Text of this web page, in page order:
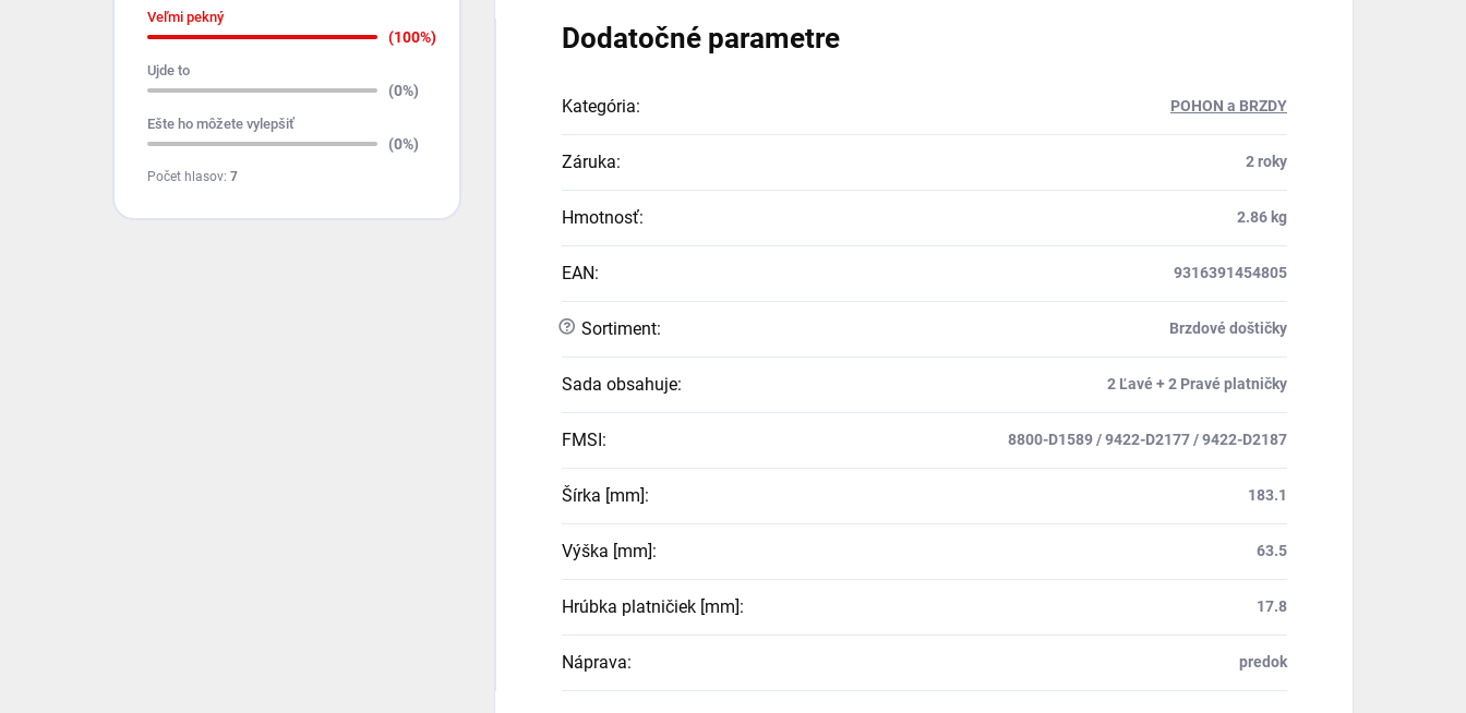
Veľmi pekný
(100%)
Ujde to
(0%)
Ešte ho môžete vylepšiť
(0%)
Počet hlasov: 7
Dodatočné parametre
Kategória: POHON a BRZDY
Záruka: 2 roky
Hmotnosť: 2.86 kg
EAN: 9316391454805
? Sortiment: Brzdové doštičky
Sada obsahuje: 2 Ľavé + 2 Pravé platničky
FMSI: 8800-D1589 / 9422-D2177 / 9422-D2187
Šírka [mm]: 183.1
Výška [mm]: 63.5
Hrúbka platničiek [mm]: 17.8
Náprava: predok